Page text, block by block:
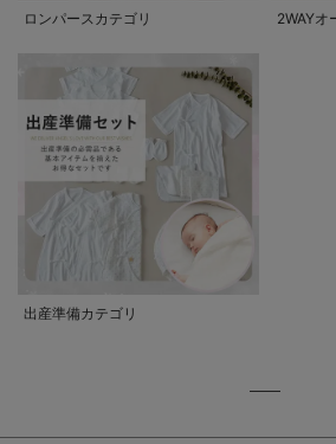
ロンパースカテゴリ 2WAYオ
出産準備カテゴリ